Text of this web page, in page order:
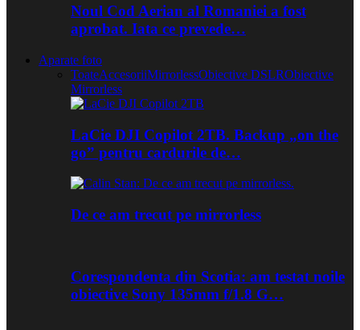
Noul Cod Aerian al Romaniei a fost
aprobat. Iata ce prevede…
Aparate foto
ToateAccesoriiMirrorlessObiective DSLRObiective
Mirrorless
LaCie DJI Copilot 2TB. Backup „on the
go” pentru cardurile de…
De ce am trecut pe mirrorless
Corespondenta din Scotia: am testat noile
obiective Sony 135mm f/1.8 G…